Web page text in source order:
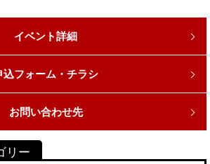
イベント詳細
込フォーム・チラシ
お問い合わせ先